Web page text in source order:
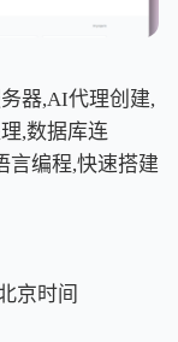
器,AI代理创建,
,数据库连
言编程,快速搭建
京时间
京时间